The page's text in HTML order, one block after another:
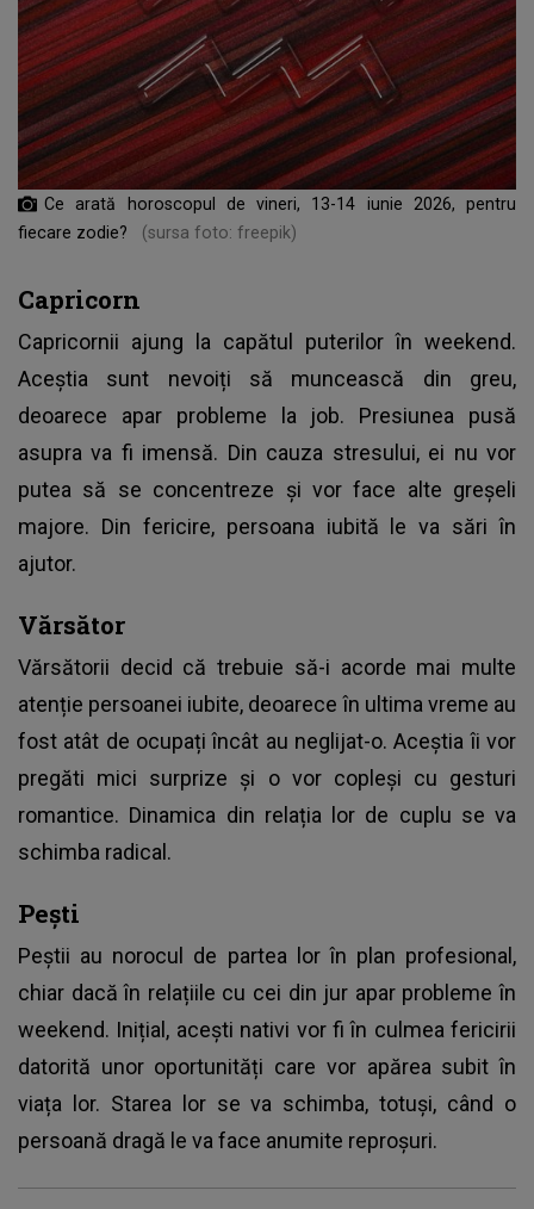
Ce arată horoscopul de vineri, 13-14 iunie 2026, pentru
fiecare zodie?
(sursa foto: freepik)
Capricorn
Capricornii ajung la capătul puterilor în weekend.
Aceștia sunt nevoiți să muncească din greu,
deoarece apar probleme la job. Presiunea pusă
asupra va fi imensă. Din cauza stresului, ei nu vor
putea să se concentreze și vor face alte greșeli
majore. Din fericire, persoana iubită le va sări în
ajutor.
Vărsător
Vărsătorii decid că trebuie să-i acorde mai multe
atenție persoanei iubite, deoarece în ultima vreme au
fost atât de ocupați încât au neglijat-o. Aceștia îi vor
pregăti mici surprize și o vor copleși cu gesturi
romantice. Dinamica din relația lor de cuplu se va
schimba radical.
Pești
Peștii au norocul de partea lor în plan profesional,
chiar dacă în relațiile cu cei din jur apar probleme în
weekend. Inițial, acești nativi vor fi în culmea fericirii
datorită unor oportunități care vor apărea subit în
viața lor. Starea lor se va schimba, totuși, când o
persoană dragă le va face anumite reproșuri.